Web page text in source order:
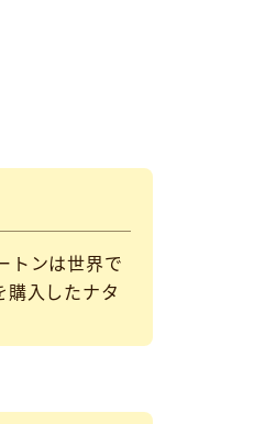
トンは世界で
入したナタ